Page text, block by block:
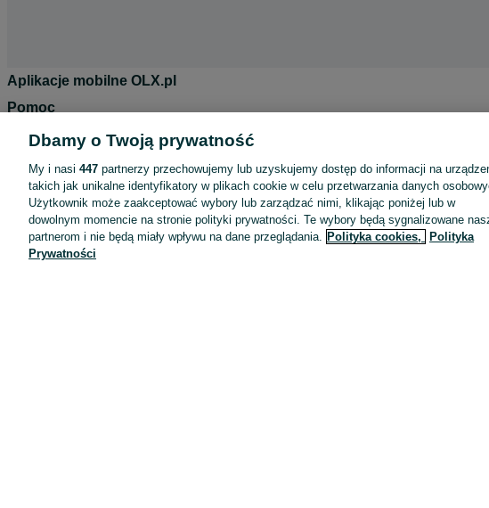
Aplikacje mobilne OLX.pl
Pomoc
Wyróżnione ogłoszenia
Oferta dla firm
Blog
Regulamin
Polityka prywatności
Dbamy o Twoją prywatność
My i nasi 447 partnerzy przechowujemy lub uzyskujemy dostęp do informacji na
takich jak unikalne identyfikatory w plikach cookie w celu przetwarzania danych
Użytkownik może zaakceptować wybory lub zarządzać nimi, klikając poniżej lub w
dowolnym momencie na stronie polityki prywatności. Te wybory będą sygnalizowane
partnerom i nie będą miały wpływu na dane przeglądania. Polityka cookies,
Polityka
Prywatności